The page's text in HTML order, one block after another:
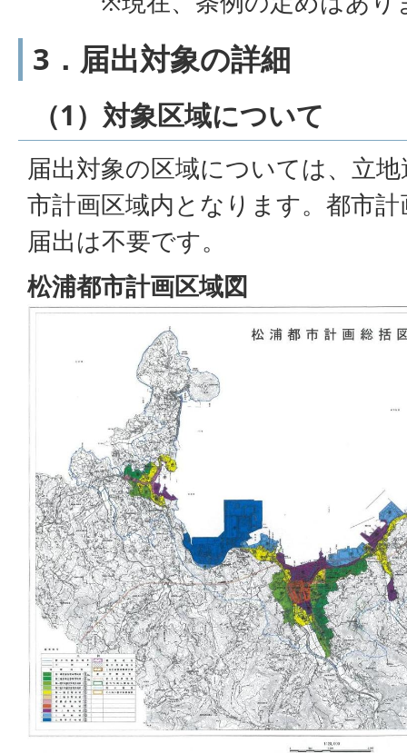
3．届出対象の詳細
（1）対象区域について
届出対象の区域については、立
市計画区域内となります。都市
届出は不要です。
松浦都市計画区域図